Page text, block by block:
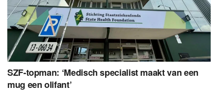
SZF-topman: ‘Medisch specialist maakt van een
mug een olifant’